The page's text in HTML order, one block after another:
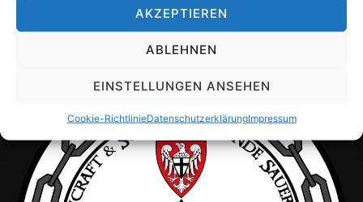
AKZEPTIEREN
ABLEHNEN
EINSTELLUNGEN ANSEHEN
Cookie-RichtlinieDatenschutzerklärungImpressum